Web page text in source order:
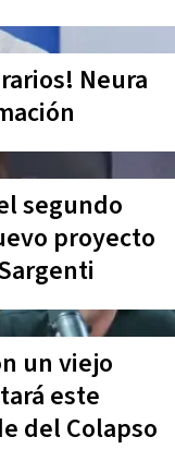
Neura
segundo
proyecto
un viejo
este
del Colapso